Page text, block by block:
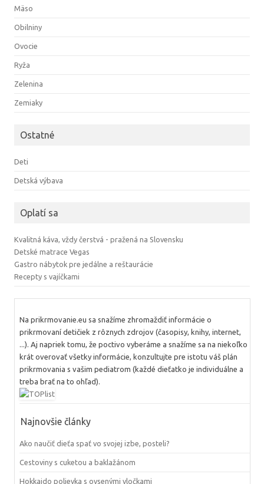
Mäso
Obilniny
Ovocie
Ryža
Zelenina
Zemiaky
Ostatné
Deti
Detská výbava
Oplatí sa
Kvalitná káva, vždy čerstvá - pražená na Slovensku
Detské matrace Vegas
Gastro nábytok pre jedálne a reštaurácie
Recepty s vajíčkami
Na prikrmovanie.eu sa snažíme zhromaždiť informácie o
prikrmovaní detičiek z rôznych zdrojov (časopisy, knihy, internet,
...). Aj napriek tomu, že poctivo vyberáme a snažíme sa na niekoľko
krát overovať všetky informácie, konzultujte pre istotu váš plán
prikrmovania s vašim pediatrom (každé dieťatko je individuálne a
treba brať na to ohľad).
Najnovšie články
Ako naučiť dieťa spať vo svojej izbe, posteli?
Cestoviny s cuketou a baklažánom
Hokkaido polievka s ovsenými vločkami